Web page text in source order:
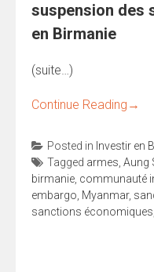
suspension des
en Birmanie
(suite…)
Continue Reading →
Posted in Investir en
Tagged armes Aung
birmanie communauté
embargo Myanmar,
sanctions économiques